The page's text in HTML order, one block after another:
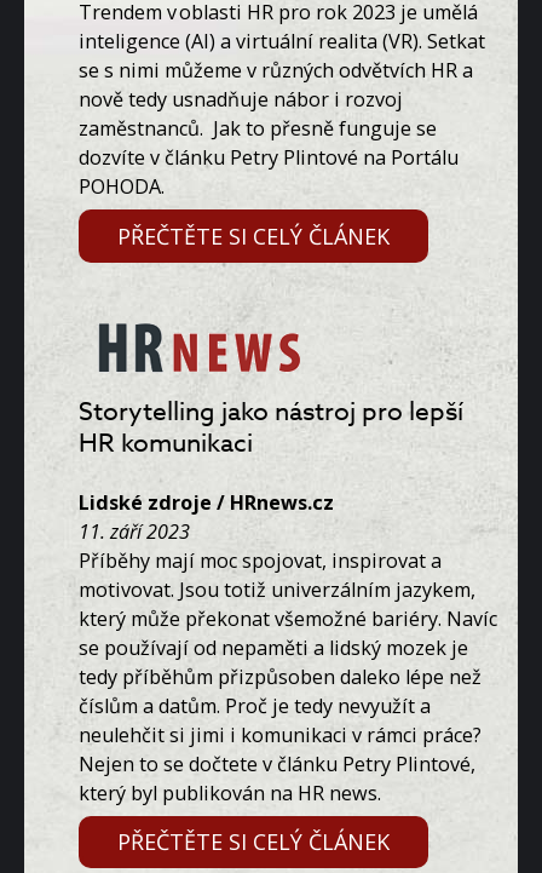
Trendemv oblasti HR pro rok 2023 je umělá
inteligence (AI) a virtuální realita(VR). Setkat
se s nimi můžeme v různých odvětvích HR a
nově tedy usnadňuje nábor i rozvoj
zaměstnanců. Jak to přesně funguje se
dozvíte v článku Petry Plintové na Portálu
POHODA.
PŘEČTĚTE SI CELÝ ČLÁNEK
Storytelling jako nástroj pro lepší
HR komunikaci
Lidské zdroje / HRnews.cz
11. září 2023
Příběhy mají moc spojovat, inspirovat a
motivovat. Jsou totiž univerzálním jazykem,
který může překonat všemožné bariéry. Navíc
se používají od nepaměti a lidský mozek je
tedy příběhům přizpůsoben daleko lépe než
číslům a datům. Proč je tedy nevyužít a
neulehčit si jimi i komunikaci v rámci práce?
Nejen to se dočtete v článku Petry Plintové,
který byl publikován na HR news.
PŘEČTĚTE SI CELÝ ČLÁNEK